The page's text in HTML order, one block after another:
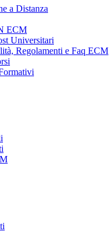
a Distanza
ECM
Universitari
Regolamenti e Faq ECM